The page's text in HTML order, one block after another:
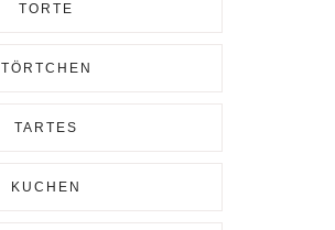
TORTE
TÖRTCHEN
TARTES
KUCHEN